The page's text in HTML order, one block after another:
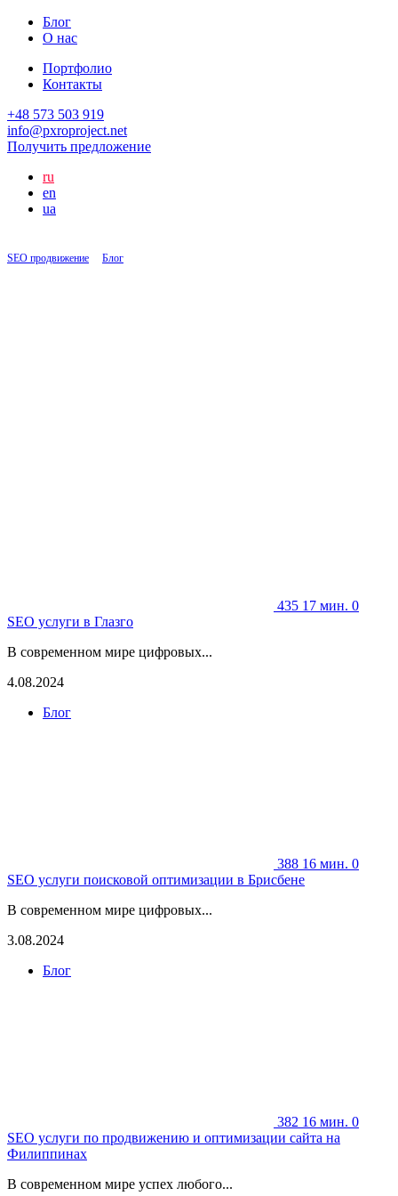
Блог
О нас
Портфолио
Контакты
+48 573 503 919
info@pxroproject.net
Получить предложение
ru
en
ua
SEO продвижение Блог
435 17 мин. 0
SEO услуги в Глазго
В современном мире цифровых...
4.08.2024
Блог
388 16 мин. 0
SEO услуги поисковой оптимизации в Брисбене
В современном мире цифровых...
3.08.2024
Блог
382 16 мин. 0
SEO услуги по продвижению и оптимизации сайта на
Филиппинах
В современном мире успех любого...